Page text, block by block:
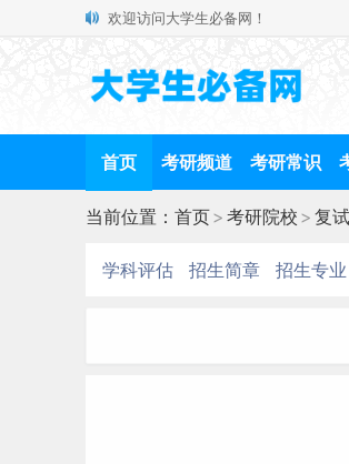
欢迎访问大学生必备网！
首页 考研频道 考研常识
当前位置： 首页> 考研院校 > 复
学科评估 招生简章 招生专业